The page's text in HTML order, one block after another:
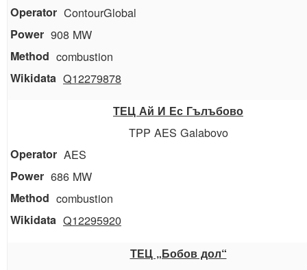
ContourGlobal
908 MW
combustion
Q12279878
ТЕЦ Ай И Ес Гълъбово
TPP AES Galabovo
AES
686 MW
combustion
Q12295920
ТЕЦ „Бобов дол“